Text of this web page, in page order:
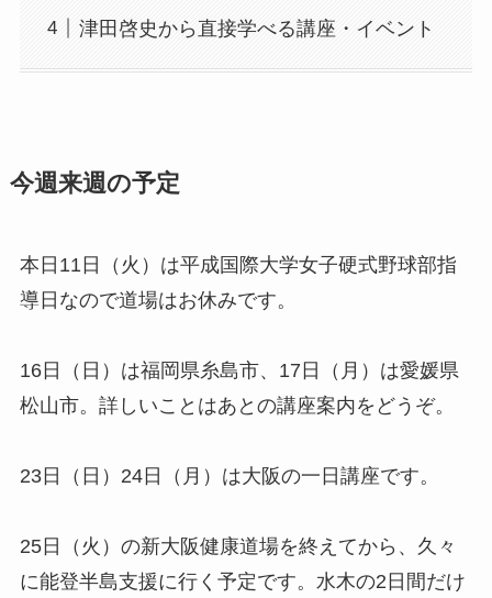
津田啓史から直接学べる講座・イベント
今週来週の予定
本日11日（火）は平成国際大学女子硬式野球部指
導日なので道場はお休みです。
16日（日）は福岡県糸島市、17日（月）は愛媛県
松山市。詳しいことはあとの講座案内をどうぞ。
23日（日）24日（月）は大阪の一日講座です。
25日（火）の新大阪健康道場を終えてから、久々
に能登半島支援に行く予定です。水木の2日間だけ